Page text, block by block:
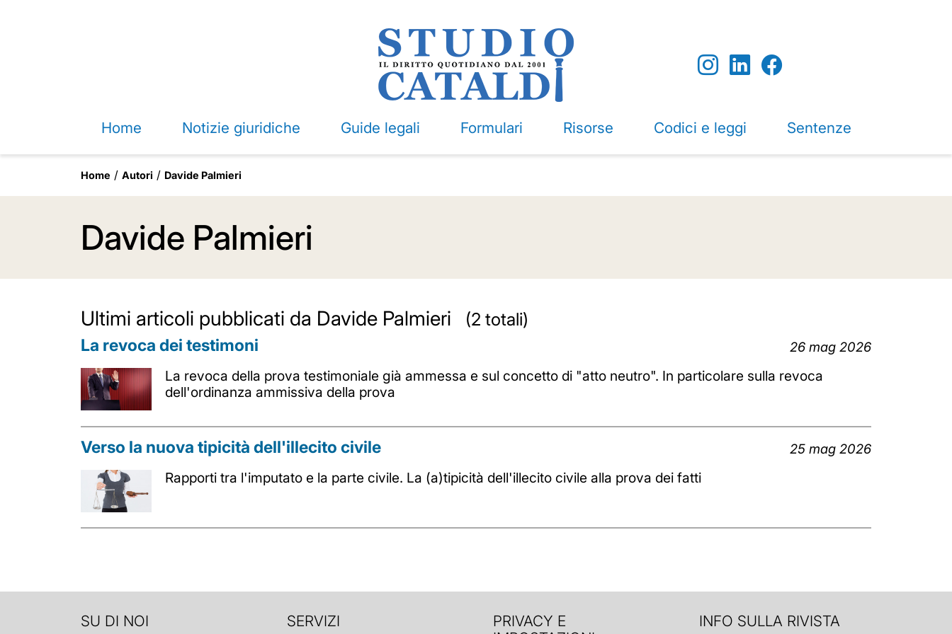
Home Notizie giuridiche Guide legali Formulari Risorse Codici e leggi Sentenze
Home Autori Davide Palmieri
Davide Palmieri
Ultimi articoli pubblicati da Davide Palmieri (2 totali)
La revoca dei testimoni 26 mag 2026
La revoca della prova testimoniale già ammessa e sul concetto di "atto neutro". In particolare sulla revoca
dell'ordinanza ammissiva della prova
Verso la nuova tipicità dell'illecito civile 25 mag 2026
Rapporti tra l'imputato e la parte civile. La (a)tipicità dell'illecito civile alla prova dei fatti
SU DI NOI SERVIZI
PRIVACY E
INFO SULLA RIVISTA